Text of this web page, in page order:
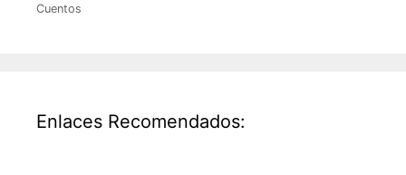
Cuentos
Enlaces Recomendados: